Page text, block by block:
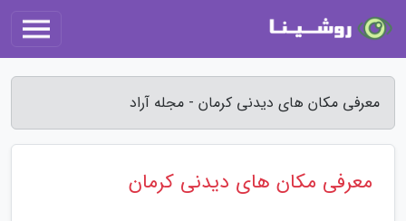
معرفی مکان های دیدنی کرمان - مجله آراد
معرفی مکان های دیدنی کرمان